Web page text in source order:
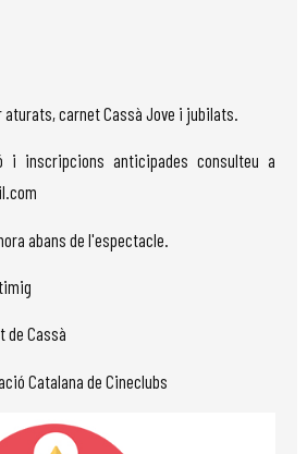
carnet Cassà Jove i jubilats.
i inscripcions anticipades consulteu a
abans de l'espectacle.
de Cassà
Catalana de Cineclubs